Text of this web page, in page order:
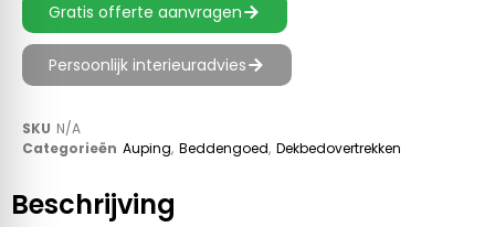
Gratis offerte aanvragen
Persoonlijk interieuradvies
SKU N/A
Categorieën Auping, Beddengoed, Dekbedovertrekken
Beschrijving